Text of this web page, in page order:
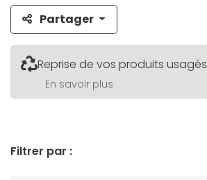
Partager
Reprise de vos produits usagés
En savoir plus
Filtrer par :